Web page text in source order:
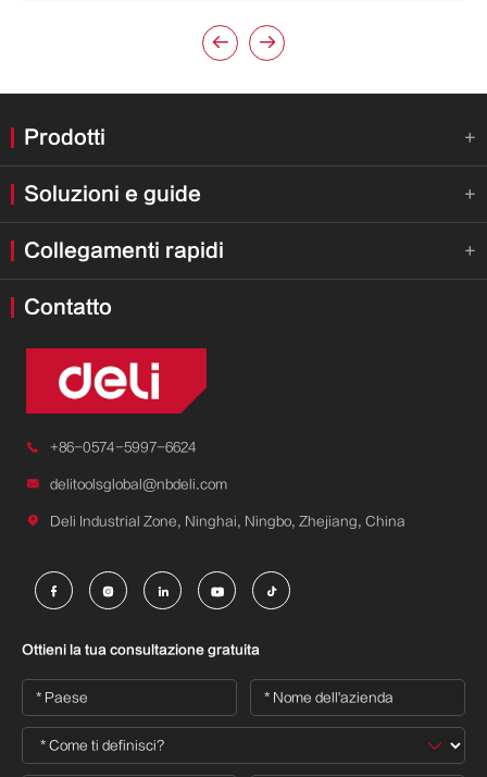
 
Prodotti 
Soluzioni e guide 
Collegamenti rapidi 
Contatto
 +86-0574-5997-6624
 delitoolsglobal@nbdeli.com
 Deli Industrial Zone, Ninghai, Ningbo, Zhejiang, China
    
Ottieni la tua consultazione gratuita